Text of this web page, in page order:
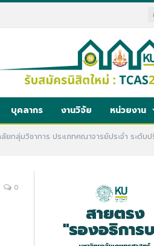
บุคลากร งานวิจัย หน่วยงาน
ยกลุ่มวิชาการ ประเภทคณาจารย์ประจำ ระดั
0